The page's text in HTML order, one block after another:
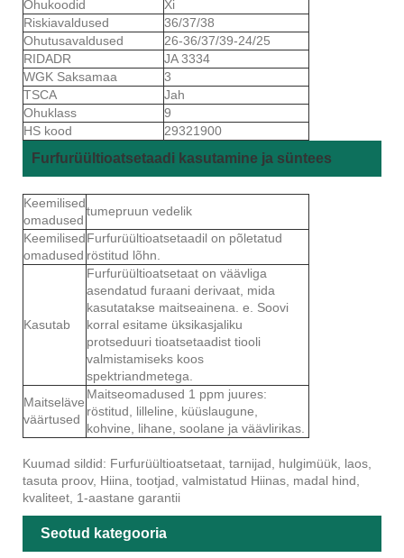
Ohukoodid
Xi
Riskiavaldused
36/37/38
Ohutusavaldused
26-36/37/39-24/25
RIDADR
JA 3334
WGK Saksamaa
3
TSCA
Jah
Ohuklass
9
HS kood
29321900
Furfurüültioatsetaadi kasutamine ja süntees
Keemilised
omadused
tumepruun vedelik
Keemilised
omadused
Furfurüültioatsetaadil on põletatud
röstitud lõhn.
Kasutab
Furfurüültioatsetaat on väävliga
asendatud furaani derivaat, mida
kasutatakse maitseainena. e. Soovi
korral esitame üksikasjaliku
protseduuri tioatsetaadist tiooli
valmistamiseks koos
spektriandmetega.
Maitseläve
väärtused
Maitseomadused 1 ppm juures:
röstitud, lilleline, küüslaugune,
kohvine, lihane, soolane ja väävlirikas.
Kuumad sildid: Furfurüültioatsetaat, tarnijad, hulgimüük, laos,
tasuta proov, Hiina, tootjad, valmistatud Hiinas, madal hind,
kvaliteet, 1-aastane garantii
Seotud kategooria